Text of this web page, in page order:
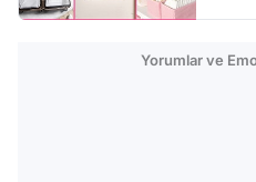
Yorumlar ve